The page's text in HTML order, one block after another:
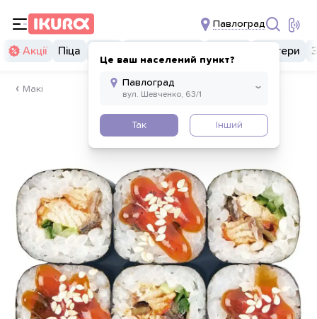
Павлоград
Це ваш населений пункт?
Так Інший
Акції Піца Бургери
Макі